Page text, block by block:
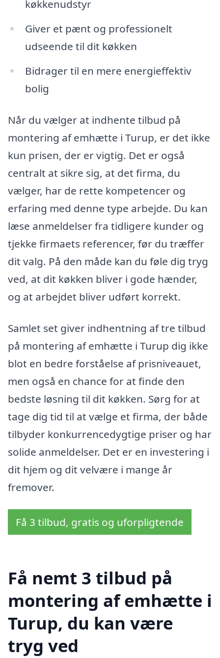
køkkenudstyr
Giver et pænt og professionelt
udseende til dit køkken
Bidrager til en mere energieffektiv
bolig
Når du vælger at indhente tilbud på
montering af emhætte i Turup, er det ikke
kun prisen, der er vigtig. Det er også
centralt at sikre sig, at det firma, du
vælger, har de rette kompetencer og
erfaring med denne type arbejde. Du kan
læse anmeldelser fra tidligere kunder og
tjekke firmaets referencer, før du træffer
dit valg. På den måde kan du føle dig tryg
ved, at dit køkken bliver i gode hænder,
og at arbejdet bliver udført korrekt.
Samlet set giver indhentning af tre tilbud
på montering af emhætte i Turup dig ikke
blot en bedre forståelse af prisniveauet,
men også en chance for at finde den
bedste løsning til dit køkken. Sørg for at
tage dig tid til at vælge et firma, der både
tilbyder konkurrencedygtige priser og har
solide anmeldelser. Det er en investering i
dit hjem og dit velvære i mange år
fremover.
Få 3 tilbud, gratis og uforpligtende
Få nemt 3 tilbud på
montering af emhætte i
Turup, du kan være
tryg ved